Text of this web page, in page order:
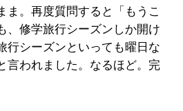
ま。再度質問すると「もうこ
、修学旅行シーズンしか開け
行シーズンといっても曜日な
言われました。なるほど。完